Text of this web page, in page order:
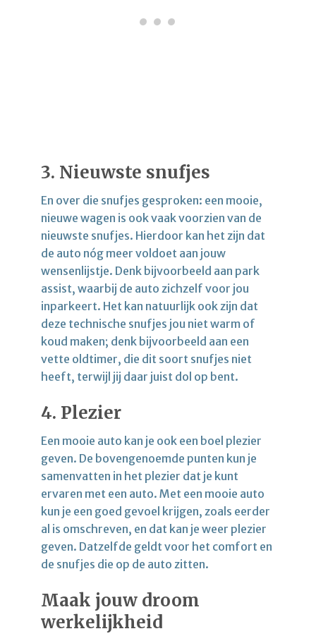
3. Nieuwste snufjes
En over die snufjes gesproken: een mooie,
nieuwe wagen is ook vaak voorzien van de
nieuwste snufjes. Hierdoor kan het zijn dat
de auto nóg meer voldoet aan jouw
wensenlijstje. Denk bijvoorbeeld aan park
assist, waarbij de auto zichzelf voor jou
inparkeert. Het kan natuurlijk ook zijn dat
deze technische snufjes jou niet warm of
koud maken; denk bijvoorbeeld aan een
vette oldtimer, die dit soort snufjes niet
heeft, terwijl jij daar juist dol op bent.
4. Plezier
Een mooie auto kan je ook een boel plezier
geven. De bovengenoemde punten kun je
samenvatten in het plezier dat je kunt
ervaren met een auto. Met een mooie auto
kun je een goed gevoel krijgen, zoals eerder
al is omschreven, en dat kan je weer plezier
geven. Datzelfde geldt voor het comfort en
de snufjes die op de auto zitten.
Maak jouw droom
werkelijkheid